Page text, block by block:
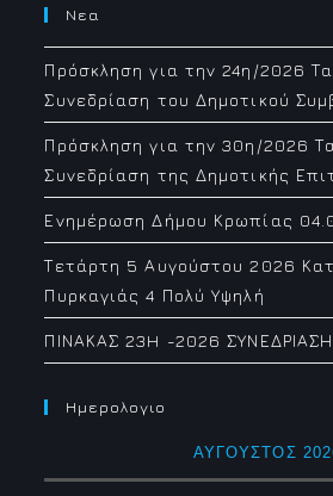
Νεα
Πρόσκληση για την 24η/2026
Συνεδρίαση του Δημοτικού
Πρόσκληση για την 30η/2026
Συνεδρίαση της Δημοτικής
Ενημέρωση Δήμου Κρωπίας
Τετάρτη 5 Αυγούστου 2026
Πυρκαγιάς 4 Πολύ Υψηλή
ΠΙΝΑΚΑΣ 23H -2026
Ημερολογιο
ΑΎΓΟΥΣΤΟΣ